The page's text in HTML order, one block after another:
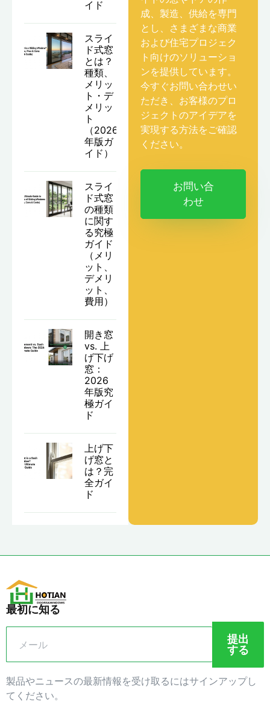
イド
スライ
ド式窓
とは？
種類、
メリッ
ト・デ
メリッ
ト
（2026
年版ガ
イド）
スライ
ド式窓
の種類
に関す
る究極
ガイド
（メリ
ット、
デメリ
ット、
費用）
開き窓
vs. 上
げ下げ
窓：
2026
年版究
極ガイ
ド
上げ下
げ窓と
は？完
全ガイ
ド
成、製造、供給を専門
とし、さまざまな商業
および住宅プロジェク
ト向けのソリューショ
ンを提供しています。
今すぐお問い合わせい
ただき、お客様のプロ
ジェクトのアイデアを
実現する方法をご確認
ください。
お問い合
わせ
最初に知る
提出
する
製品やニュースの最新情報を受け取るにはサインアップし
てください。